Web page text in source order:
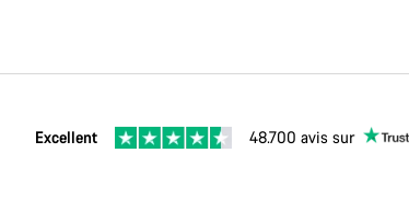
Excellent 48.700 avis sur